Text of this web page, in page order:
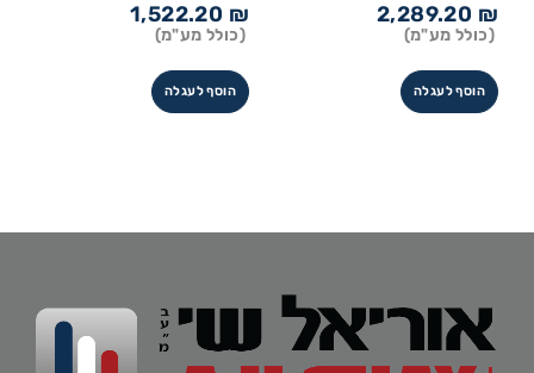
2,289.20 ₪
(כולל מע"מ)
הוסף לעגלה
1,522.20 ₪
(כולל מע"מ)
הוסף לעגלה